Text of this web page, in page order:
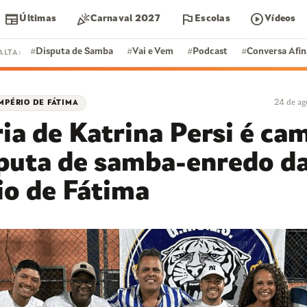
DISPUTA DE SAMBA
FEIJOADA
newspaper Últimas celebrationCarnaval 2027 flag Escolas play_circle Vídeos
# Disputa de Samba #Vai e Vem # Podcast #Conversa
DE FÁTIMA 24 de
de Katrina Persi é
de samba-enredo
de Fátima